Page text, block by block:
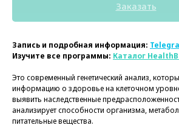
Заказать
Запись и подробная информация:
Изучите все программы: Каталог
Это современный генетический анализ,
информацию о здоровье на клеточном
выявить наследственные
анализирует способности организма,
питательные вещества.